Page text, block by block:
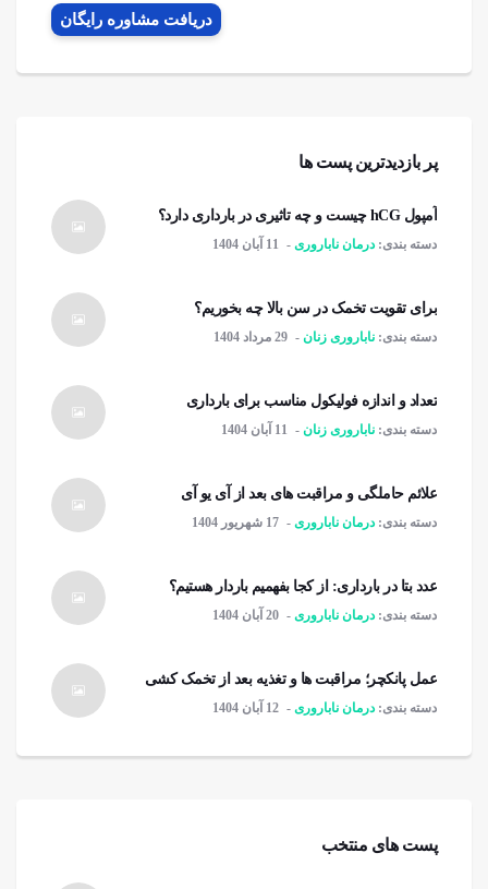
دریافت مشاوره رایگان
پر بازدیدترین پست ها
آمپول hCG چیست و چه تاثیری در بارداری دارد؟
دسته بندی: درمان ناباروری 11 آبان 1404
برای تقویت تخمک در سن بالا چه بخوریم؟
دسته بندی: ناباروری زنان 29 مرداد 1404
تعداد و اندازه فولیکول مناسب برای بارداری
دسته بندی: ناباروری زنان 11 آبان 1404
علائم حاملگی و مراقبت های بعد از آی یو آی
دسته بندی: درمان ناباروری 17 شهریور 1404
عدد بتا در بارداری: از کجا بفهمیم باردار هستیم؟
دسته بندی: درمان ناباروری 20 آبان 1404
عمل پانکچر؛ مراقبت ها و تغذیه بعد از تخمک کشی
دسته بندی: درمان ناباروری 12 آبان 1404
پست های منتخب